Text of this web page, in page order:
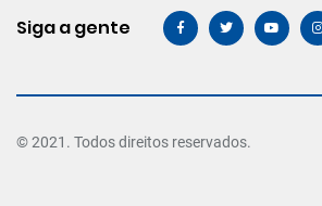
Siga a gente
© 2021. Todos direitos reservados.